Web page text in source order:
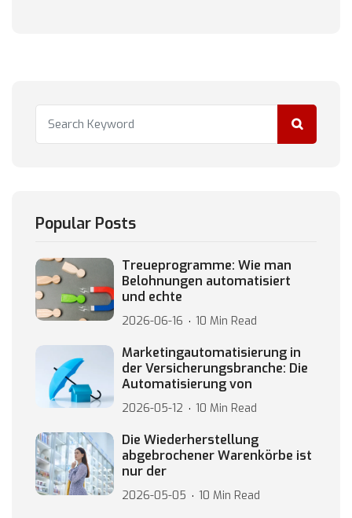
Popular Posts
Treueprogramme: Wie man
Belohnungen automatisiert
und echte
2026-06-16 10 Min Read
Marketingautomatisierung in
der Versicherungsbranche: Die
Automatisierung von
2026-05-12 10 Min Read
Die Wiederherstellung
abgebrochener Warenkörbe ist
nur der
2026-05-05 10 Min Read